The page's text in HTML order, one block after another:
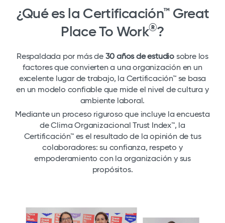
¿Qué es la Certificación™ Great
Place To Work®?
Respaldada por más de 30 años de estudio sobre los
factores que convierten a una organización en un
excelente lugar de trabajo, la Certificación™ se basa
en un modelo confiable que mide el nivel de cultura y
ambiente laboral.
Mediante un proceso riguroso que incluye la encuesta
de Clima Organizacional Trust Index™, la
Certificación™ es el resultado de la opinión de tus
colaboradores: su confianza, respeto y
empoderamiento con la organización y sus
propósitos.